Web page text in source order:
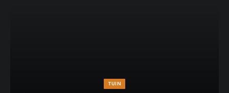
TUIN